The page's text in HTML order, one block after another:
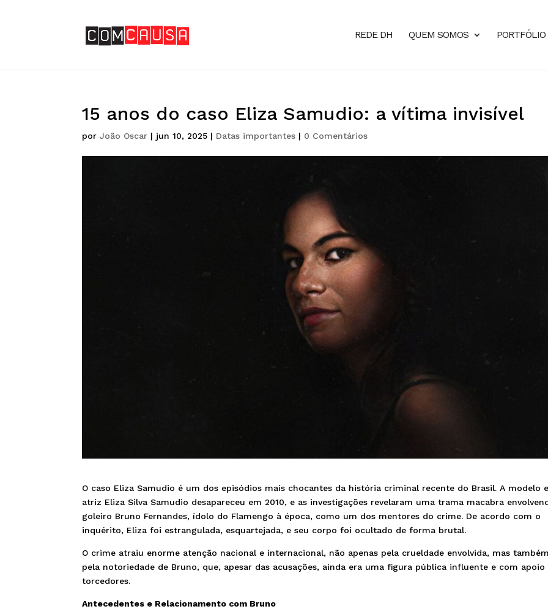
REDE DH QUEM SOMOS PORTFÓLIO
15 anos do caso Eliza Samudio: a vítima invisível
porJoão Oscar | jun 10, 2025 | Datas importantes | 0 Comentários
O caso Eliza Samudio é um dos episódios mais chocantes da história criminal recente do Brasil. A modelo e
atriz Eliza Silva Samudio desapareceu em 2010, e as investigações revelaram uma trama macabra
goleiro Bruno Fernandes, ídolo do Flamengo à época, como um dos mentores do crime. De acordo com o
inquérito, Eliza foi estrangulada, esquartejada, e seu corpo foi ocultado de forma brutal.
O crime atraiu enorme atenção nacional e internacional, não apenas pela crueldade envolvida, mas também
pela notoriedade de Bruno, que, apesar das acusações, ainda era uma figura pública influente e com apoio
torcedores.
Antecedentes e Relacionamento com Bruno